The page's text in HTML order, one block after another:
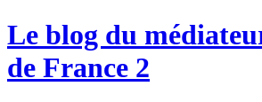
Le blog du
de France 2